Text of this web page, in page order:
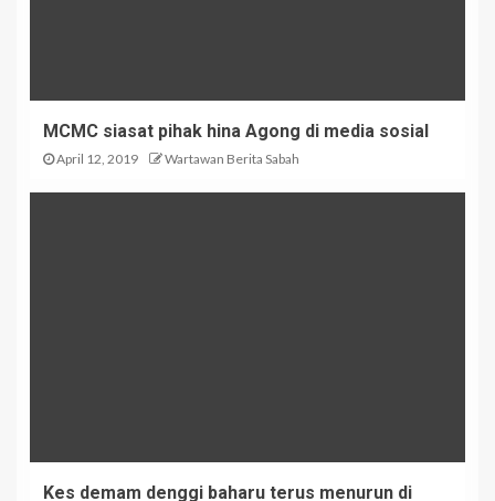
MCMC siasat pihak hina Agong di media sosial
April 12, 2019 Wartawan Berita Sabah
Kes demam denggi baharu terus menurun di